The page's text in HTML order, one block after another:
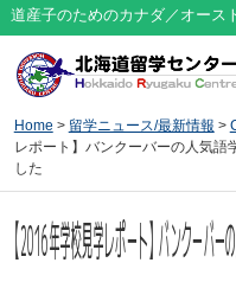
道産子のためのカナダ／オース
Home > 留学ニュース/最新情報 >
レポート】バンクーバーの人気
した
【2016年学校見学レポート】バンクー